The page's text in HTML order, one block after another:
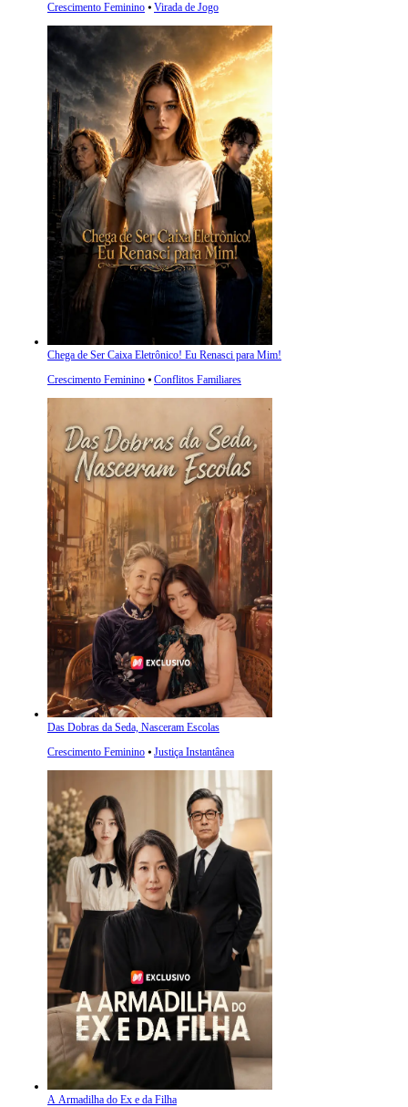
Crescimento Feminino ⦁ Virada de Jogo
Chega de Ser Caixa Eletrônico! Eu Renasci para Mim!
Crescimento Feminino ⦁ Conflitos Familiares
Das Dobras da Seda, Nasceram Escolas
Crescimento Feminino ⦁ Justiça Instantânea
A Armadilha do Ex e da Filha